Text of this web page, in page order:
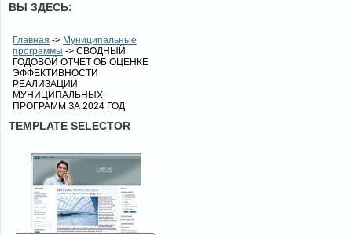
ВЫ ЗДЕСЬ:
Главная -> Муниципальные
программы -> СВОДНЫЙ
ГОДОВОЙ ОТЧЕТ ОБ ОЦЕНКЕ
ЭФФЕКТИВНОСТИ
РЕАЛИЗАЦИИ
МУНИЦИПАЛЬНЫХ
ПРОГРАММ ЗА 2024 ГОД
TEMPLATE SELECTOR